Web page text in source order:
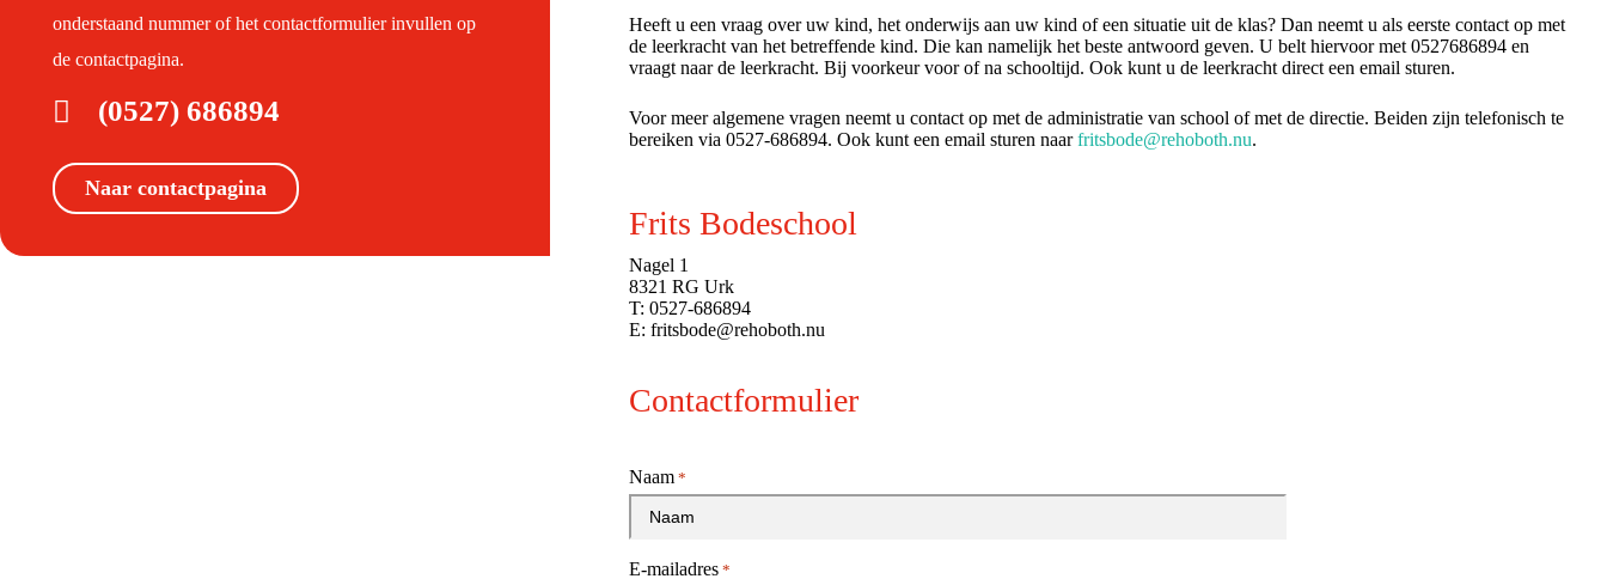
onderstaand nummer of het contactformulier invullen op
de contactpagina.
(0527) 686894
Naar contactpagina
Heeft u een vraag over uw kind, het onderwijs aan uw kind of een situatie uit de klas? Dan neemt u als eerste contact op met
de leerkracht van het betreffende kind. Die kan namelijk het beste antwoord geven. U belt hiervoor met 0527686894 en
vraagt naar de leerkracht. Bij voorkeur voor of na schooltijd. Ook kunt u de leerkracht direct een email sturen.
Voor meer algemene vragen neemt u contact op met de administratie van school of met de directie. Beiden zijn telefonisch te
bereiken via 0527-686894. Ook kunt een email sturen naarfritsbode@rehoboth.nu.
Frits Bodeschool
Nagel 1
8321 RG Urk
T: 0527-686894
E: fritsbode@rehoboth.nu
Contactformulier
Naam *
E-mailadres *